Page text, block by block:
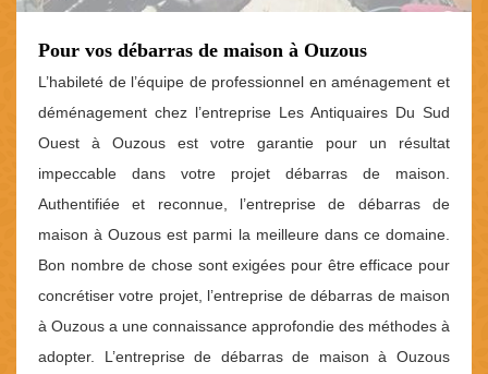
Pour vos débarras de maison à Ouzous
L’habileté de l’équipe de professionnel en aménagement et
déménagement chez l’entreprise Les Antiquaires Du Sud
Ouest à Ouzous est votre garantie pour un résultat
impeccable dans votre projet débarras de maison.
Authentifiée et reconnue, l’entreprise de débarras de
maison à Ouzous est parmi la meilleure dans ce domaine.
Bon nombre de chose sont exigées pour être efficace pour
concrétiser votre projet, l’entreprise de débarras de maison
à Ouzous a une connaissance approfondie des méthodes à
adopter. L’entreprise de débarras de maison à Ouzous